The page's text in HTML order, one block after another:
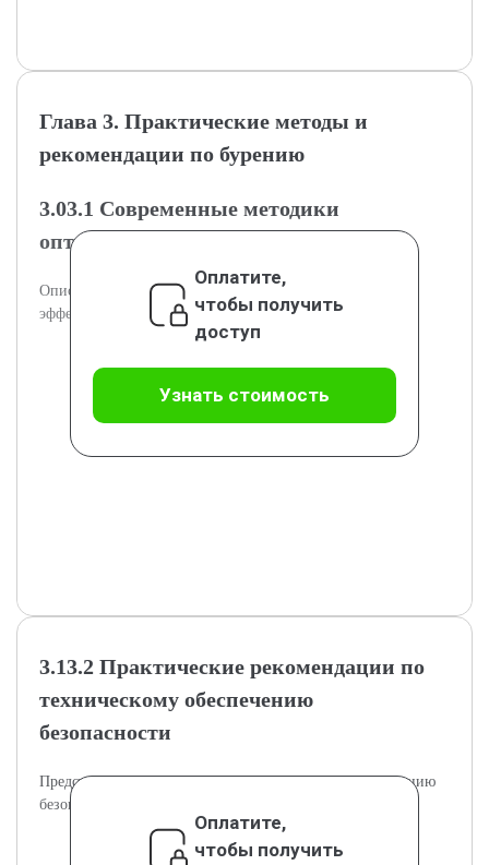
Глава 3. Практические методы и
рекомендации по бурению
3.03.1 Современные методики
оптимизации процессов бурения
Описаны современные методики для повышения
эффективности бурения геологоразведочных скважин.
Оплатите,
чтобы получить
доступ
Узнать стоимость
3.13.2 Практические рекомендации по
техническому обеспечению
безопасности
Представлены практические рекомендации по обеспечению
безопасности на буровом объекте.
Оплатите,
чтобы получить